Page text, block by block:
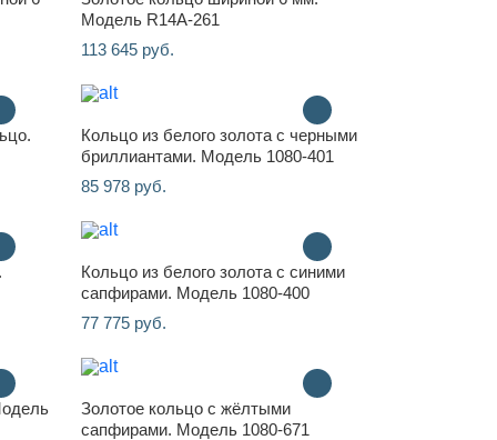
Модель R14A-261
113 645 руб.
Кольцо из белого золота с черными
бриллиантами. Модель 1080-401
85 978 руб.
Кольцо из белого золота с синими
сапфирами. Модель 1080-400
77 775 руб.
Золотое кольцо с жёлтыми
сапфирами. Модель 1080-671